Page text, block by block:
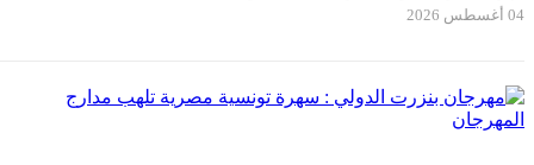
04 أغسطس 2026